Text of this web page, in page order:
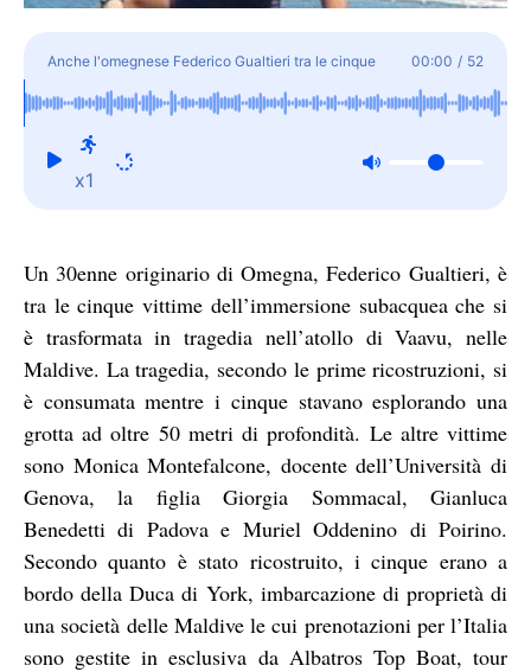
Anche l'omegnese Federico Gualtieri tra le cinque
vittime di un'immersione alle Maldive
00:00 / 52
x1
Un 30enne originario di Omegna, Federico Gualtieri, è
tra le cinque vittime dell’immersione subacquea che si
è trasformata in tragedia nell’atollo di Vaavu, nelle
Maldive. La tragedia, secondo le prime ricostruzioni, si
è consumata mentre i cinque stavano esplorando una
grotta ad oltre 50 metri di profondità. Le altre vittime
sono Monica Montefalcone, docente dell’Università di
Genova, la figlia Giorgia Sommacal, Gianluca
Benedetti di Padova e Muriel Oddenino di Poirino.
Secondo quanto è stato ricostruito, i cinque erano a
bordo della Duca di York, imbarcazione di proprietà di
una società delle Maldive le cui prenotazioni per l’Italia
sono gestite in esclusiva da Albatros Top Boat, tour